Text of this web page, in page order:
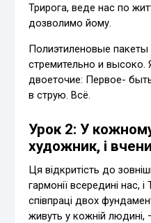
Трирога, веде нас по
дозволимо йому.
Полиэтиленовые пакеты
стремительно и высоко.
двоеточие: Первое-
в струю. Всё.
Урок 2: У
художник, і
Ця відкритість до
гармонії всередині нас, і
співпраці двох
живуть у кожній людині,